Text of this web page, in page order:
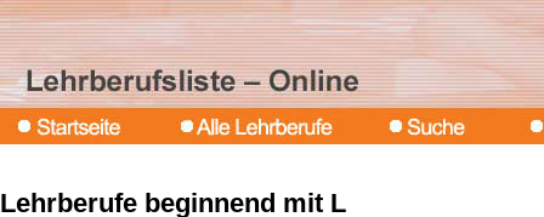
Lehrberufe beginnend mit L